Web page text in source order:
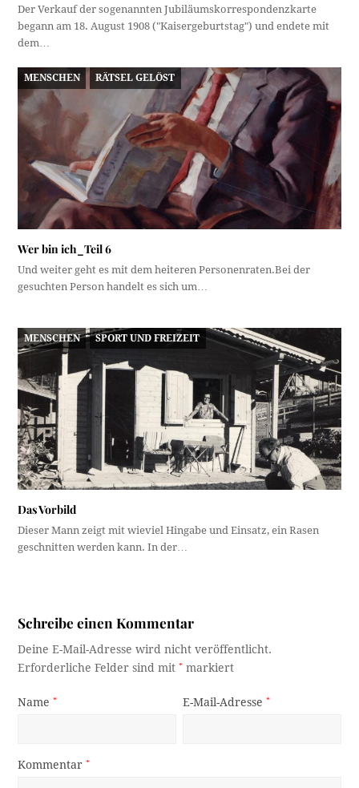
Der Verkauf der sogenannten Jubiläumskorrespondenzkarte
begann am 18. August 1908 ("Kaisergeburtstag") und endete mit
dem…
MENSCHEN RÄTSEL GELÖST
Wer bin ich_Teil 6
Und weiter geht es mit dem heiteren Personenraten.Bei der
gesuchten Person handelt es sich um…
MENSCHEN SPORT UND FREIZEIT
Das Vorbild
Dieser Mann zeigt mit wieviel Hingabe und Einsatz, ein Rasen
geschnitten werden kann. In der…
Schreibe einen Kommentar
Deine E-Mail-Adresse wird nicht veröffentlicht.
Erforderliche Felder sind mit* markiert
Name* E-Mail-Adresse*
Kommentar*